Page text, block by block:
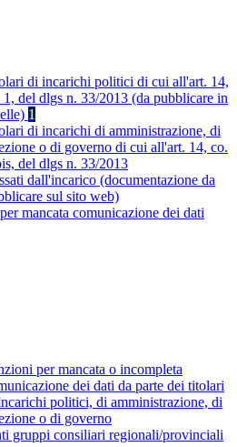
di incarichi politici di cui all'art. 14,
1, del dlgs n. 33/2013 (da pubblicare in
1
di incarichi di amministrazione, di
o di governo di cui all'art. 14, co.
del dlgs n. 33/2013
dall'incarico (documentazione da
sul sito web)
mancata comunicazione dei dati
per mancata o incompleta
dei dati da parte dei titolari
politici, di amministrazione, di
o di governo
gruppi consiliari regionali/provinciali